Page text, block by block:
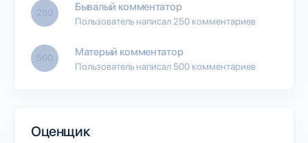
250 Бывалый комментатор
Пользователь написал 250 комментариев
500 Матерый комментатор
Пользователь написал 500 комментариев
Оценщик